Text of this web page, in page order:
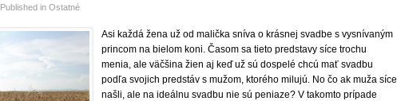
Published in Ostatné
Asi každá žena už od malička sníva o krásnej svadbe s vysnívaným
princom na bielom koni. Časom sa tieto predstavy síce trochu
menia, ale väčšina žien aj keď už sú dospelé chcú mať svadbu
podľa svojich predstáv s mužom, ktorého milujú. No čo ak muža síce
našli, ale na ideálnu svadbu nie sú peniaze? V takomto prípade